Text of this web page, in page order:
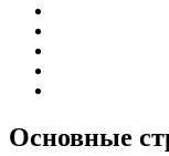
Основные